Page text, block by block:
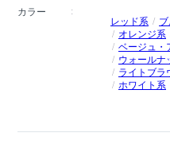
カラー
レッド系
オレンジ系
ベージュ・
ウォールナ
ライトブラ
ホワイト系